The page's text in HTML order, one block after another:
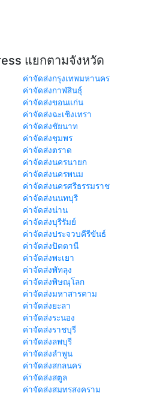
แยกตามจังหวัด
ค่าจัดส่งกรุงเทพมหานคร
ค่าจัดส่งกาฬสินธุ์
ค่าจัดส่งขอนแก่น
ค่าจัดส่งฉะเชิงเทรา
ค่าจัดส่งชัยนาท
ค่าจัดส่งชุมพร
ค่าจัดส่งตราด
ค่าจัดส่งนครนายก
ค่าจัดส่งนครพนม
ค่าจัดส่งนครศรีธรรมราช
ค่าจัดส่งนนทบุรี
ค่าจัดส่งน่าน
ค่าจัดส่งบุรีรัมย์
ค่าจัดส่งประจวบคีรีขันธ์
ค่าจัดส่งปัตตานี
ค่าจัดส่งพะเยา
ค่าจัดส่งพัทลุง
ค่าจัดส่งพิษณุโลก
ค่าจัดส่งมหาสารคาม
ค่าจัดส่งยะลา
ค่าจัดส่งระนอง
ค่าจัดส่งราชบุรี
ค่าจัดส่งลพบุรี
ค่าจัดส่งลำพูน
ค่าจัดส่งสกลนคร
ค่าจัดส่งสตูล
ค่าจัดส่งสมุทรสงคราม